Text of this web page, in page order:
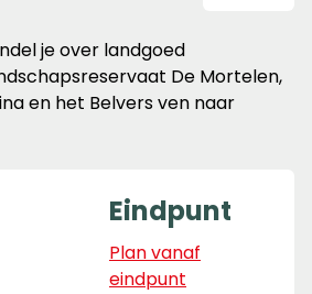
je over landgoed
De Mortelen,
en het Belvers ven naar
Eindpunt
Plan vanaf
eindpunt